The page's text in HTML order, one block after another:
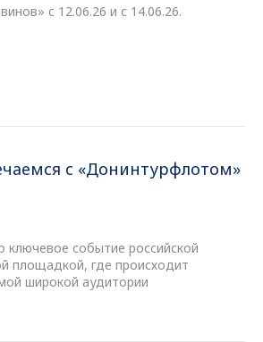
c 12.06.26 и с 14.06.26.
с «Донинтурфлотом»
событие российской
площадкой, где происходит
широкой аудитории